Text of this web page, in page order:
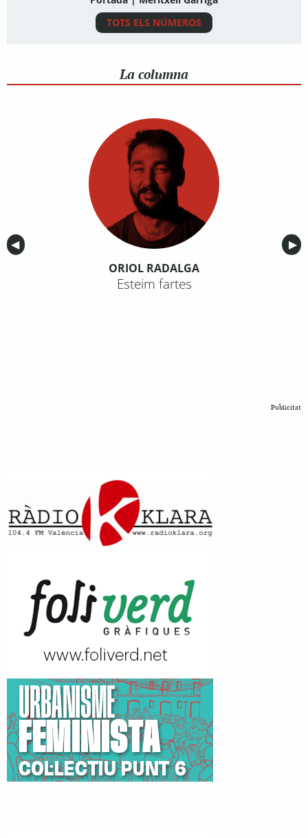
TOTS ELS NÚMEROS
La columna
Anterior
◀︎ ▶︎
ORIOL RADALGA
Esteim fartes
Publicitat